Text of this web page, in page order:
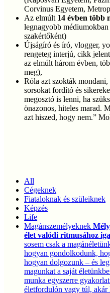
Corvinus Egyetem,
Az elmúlt 14 évben több
legnagyobb
szakértőként)
Újságíró és író, vlogger,
rengeteg interjú, cikk
az elmúlt három évben,
meg),
Róla azt szokták
sorsokat fordító és
megosztó is lenni, ha
önazonos, hiteles marad.
azt hiszed, hogy nem.”
All
Cégeknek
Fiataloknak és szüleiknek
Képzés
Life
Magánszemélyeknek
élet valódi ritmusához
sosem csak a
hogyan gondolkodunk,
hogyan dolgozunk – és
magunkat a saját
munka egyszerre
életfordulón vagy túl, akár